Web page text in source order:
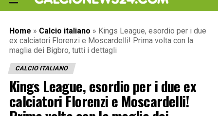
Home » Calcio italiano » Kings League, esordio per i due
ex calciatori Florenzi e Moscardelli! Prima volta con la
maglia dei Bigbro, tutti i dettagli
CALCIO ITALIANO
Kings League, esordio per i due ex
calciatori Florenzi e Moscardelli!